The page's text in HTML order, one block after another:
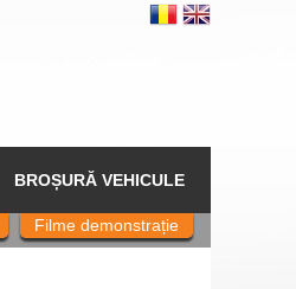
BROȘURĂ VEHICULE
Filme demonstrație